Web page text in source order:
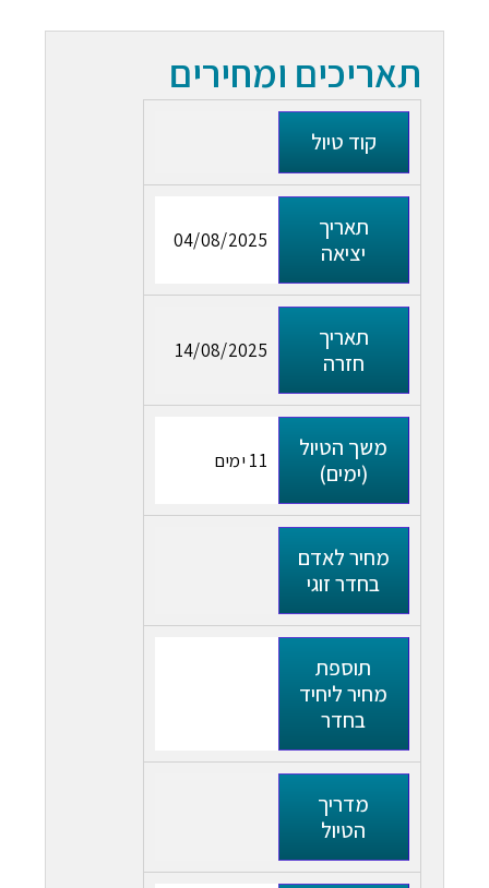
תאריכים ומחירים
קוד טיול
תאריך
יציאה
04/08/2025
תאריך
חזרה
14/08/2025
משך הטיול
(ימים)
11 ימים
מחיר לאדם
בחדר זוגי
תוספת
מחיר ליחיד
בחדר
מדריך
הטיול